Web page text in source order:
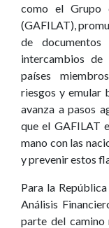
como el Grupo
(GAFILAT),
de
intercambios
países
riesgos y emular
avanza a pasos
que el GAFILAT
mano con las
y prevenir estos
Para la
Análisis
parte del camino